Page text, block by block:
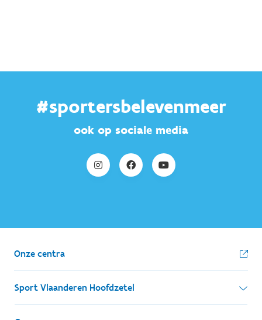
#sportersbelevenmeer
ook op sociale media
Onze centra
Sport Vlaanderen Hoofdzetel
Simon Bolivarlaan 17